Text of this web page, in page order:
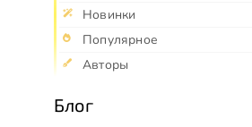
Новинки
Популярное
Авторы
Блог